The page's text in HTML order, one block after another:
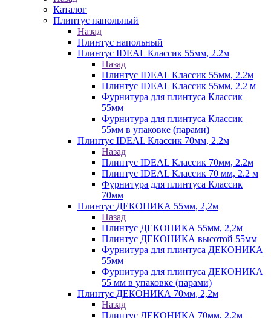
Каталог
Плинтус напольный
Назад
Плинтус напольный
Плинтус IDEAL Классик 55мм, 2.2м
Назад
Плинтус IDEAL Классик 55мм, 2.2м
Плинтус IDEAL Классик 55мм, 2.2 м
Фурнитура для плинтуса Классик
55мм
Фурнитура для плинтуса Классик
55мм в упаковке (парами)
Плинтус IDEAL Классик 70мм, 2.2м
Назад
Плинтус IDEAL Классик 70мм, 2.2м
Плинтус IDEAL Классик 70 мм, 2.2 м
Фурнитура для плинтуса Классик
70мм
Плинтус ДЕКОНИКА 55мм, 2,2м
Назад
Плинтус ДЕКОНИКА 55мм, 2,2м
Плинтус ДЕКОНИКА высотой 55мм
Фурнитура для плинтуса ДЕКОНИКА
55мм
Фурнитура для плинтуса ДЕКОНИКА
55 мм в упаковке (парами)
Плинтус ДЕКОНИКА 70мм, 2,2м
Назад
Плинтус ДЕКОНИКА 70мм, 2,2м